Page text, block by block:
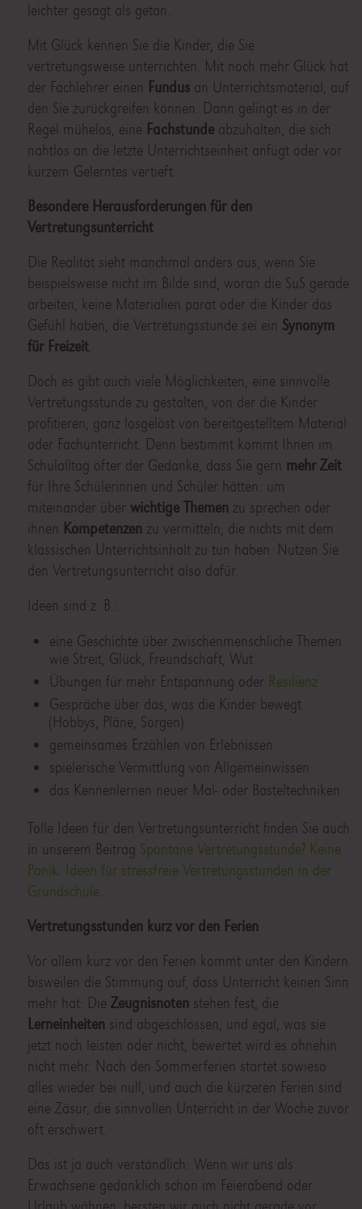
leichter gesagt als getan.
Mit Glück kennen Sie die Kinder, die Sie
vertretungsweise unterrichten. Mit noch mehr Glück hat
der Fachlehrer einen Fundusan Unterrichtsmaterial, auf
den Sie zurückgreifen können. Dann gelingt es in der
Regel mühelos, eine Fachstundeabzuhalten, die sich
nahtlos an die letzte Unterrichtseinheit anfügt oder vor
kurzem Gelerntes vertieft.
Besondere Herausforderungen für den
Vertretungsunterricht
Die Realität sieht manchmal anders aus, wenn Sie
beispielsweise nicht im Bilde sind, woran die SuS gerade
arbeiten, keine Materialien parat oder die Kinder das
Gefühl haben, die Vertretungsstunde sei ein Synonym
für Freizeit.
Doch es gibt auch viele Möglichkeiten, eine sinnvolle
Vertretungsstunde zu gestalten, von der die Kinder
profitieren, ganz losgelöst von bereitgestelltem Material
oder Fachunterricht. Denn bestimmt kommt Ihnen im
Schulalltag öfter der Gedanke, dass Sie gern mehr Zeit
für Ihre Schülerinnen und Schüler hätten: um
miteinander über wichtige Themen zu sprechen oder
ihnen Kompetenzen zu vermitteln, die nichts mit dem
klassischen Unterrichtsinhalt zu tun haben. Nutzen Sie
den Vertretungsunterricht also dafür.
Ideen sind z. B.:
eine Geschichte über zwischenmenschliche Themen
wie Streit, Glück, Freundschaft, Wut
Übungen für mehr Entspannung oder Resilienz
Gespräche über das, was die Kinder bewegt
(Hobbys, Pläne, Sorgen)
gemeinsames Erzählen von Erlebnissen
spielerische Vermittlung von Allgemeinwissen
das Kennenlernen neuer Mal- oder Basteltechniken
Tolle Ideen für den Vertretungsunterricht finden Sie auch
in unserem Beitrag Spontane Vertretungsstunde? Keine
Panik. Ideen für stressfreie Vertretungsstunden in der
Grundschule
Vertretungsstunden kurz vor den Ferien
Vor allem kurz vor den Ferien kommt unter den Kindern
bisweilen die Stimmung auf, dass Unterricht keinen Sinn
mehr hat: Die Zeugnisnoten stehen fest, die
Lerneinheiten sind abgeschlossen, und egal, was sie
jetzt noch leisten oder nicht, bewertet wird es ohnehin
nicht mehr. Nach den Sommerferien startet sowieso
alles wieder bei null, und auch die kürzeren Ferien sind
eine Zäsur, die sinnvollen Unterricht in der Woche zuvor
oft erschwert.
Das ist ja auch verständlich: Wenn wir uns als
Erwachsene gedanklich schon im Feierabend oder